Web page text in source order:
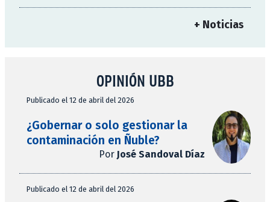
+ Noticias
OPINIÓN UBB
Publicado el 12 de abril del 2026
¿Gobernar o solo gestionar la
contaminación en Ñuble?
Por José Sandoval Díaz
Publicado el 12 de abril del 2026